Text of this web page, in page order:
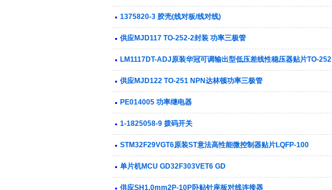
1375820-3 胶壳(线对板/线对线)
供应MJD117 TO-252-2封装 功率三极管
LM1117DT-ADJ原装华冠可调输出型低压差线性稳压器贴片TO-252
供应MJD122 TO-251 NPN达林顿功率三极管
PE014005 功率继电器
1-1825058-9 拨码开关
STM32F29VGT6原装ST意法高性能微控制器贴片LQFP-100
单片机MCU GD32F303VET6 GD
供应SH1.0mm2P-10P卧贴针座板对线连接器